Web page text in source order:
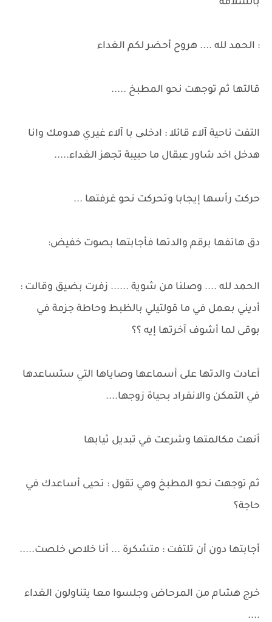
بالسلامة
: الحمد لله .... هروح أحضر لكم الغداء
قالتها ثم توجهت نحو المطبخ .....
التفت ناحية آلاء قائلا : ادخلی با آلاء غيري هدومك وانا
هدخل اخد شاور عبقال ما حبيبة تجهز الغداء.....
حركت رأسها إيجابا وتحركت نحو غرفتها ...
دق هاتفها برقم والدتها فأجابتها بصوت خفيض:
الحمد لله .... وصلنا من شوية ...... زفرت بضيق وقالت :
أديني بعمل في ما قولتيلي بالظبط وحاطة جزمة في
بوقى لما أشوف آخرتها إيه ؟؟
أعادت والدتها على أسماعها وصاياها التي ستساعدها
في التمكن والانفراد بحياة زوجها....
أنهت مكالمتها وشرعت في تبديل ثيابها
ثم توجهت نحو المطبخ وهي تقول : تحيى أساعدك في
حاجة؟
أجابتها دون أن تلتفت : متشكرة ... أنا خلاص خلصت.....
خرج هشام من المرحاض وجلسوا معا يتناولون الغداء
....